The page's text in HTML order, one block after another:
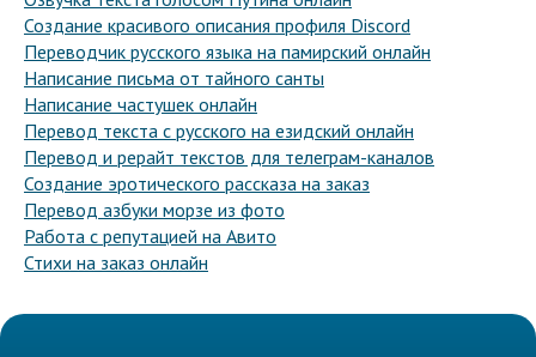
Создание красивого описания профиля Discord
Переводчик русского языка на памирский онлайн
Написание письма от тайного санты
Написание частушек онлайн
Перевод текста с русского на езидский онлайн
Перевод и рерайт текстов для телеграм-каналов
Создание эротического рассказа на заказ
Перевод азбуки морзе из фото
Работа с репутацией на Авито
Стихи на заказ онлайн